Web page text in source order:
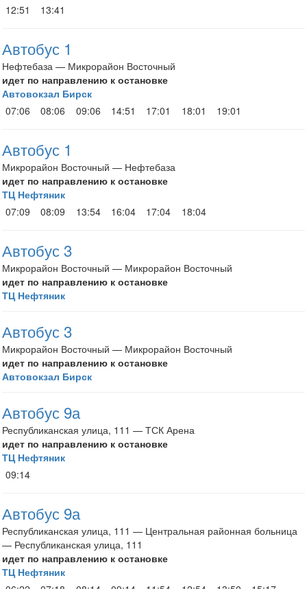
12:51
13:41
Автобус 1
Нефтебаза — Микрорайон Восточный
идет по направлению к остановке
Автовокзал Бирск
07:06
08:06 09:06 14:51 17:01 18:01 19:01
Автобус 1
Микрорайон Восточный — Нефтебаза
идет по направлению к остановке
ТЦ Нефтяник
07:09
08:09 13:54 16:04 17:04 18:04
Автобус 3
Микрорайон Восточный — Микрорайон Восточный
идет по направлению к остановке
ТЦ Нефтяник
Автобус 3
Микрорайон Восточный — Микрорайон Восточный
идет по направлению к остановке
Автовокзал Бирск
Автобус 9а
Республиканская улица, 111 — ТСК Арена
идет по направлению к остановке
ТЦ Нефтяник
09:14
Автобус 9а
Республиканская улица, 111 — Центральная районная больница
— Республиканская улица, 111
идет по направлению к остановке
ТЦ Нефтяник